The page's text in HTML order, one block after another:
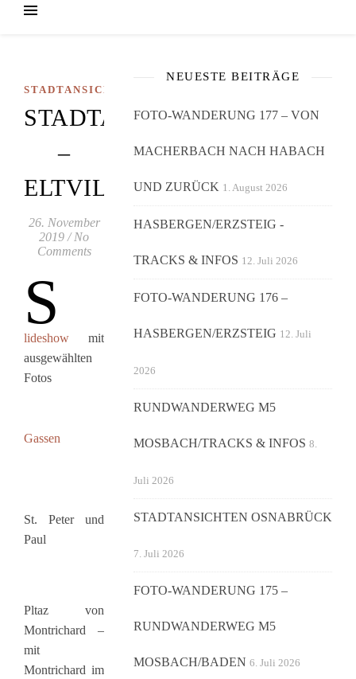
STADTANSICHTEN
STADTANSICHTEN
–
ELTVILLE
26. November
2019 / No
Comments
S
lideshow mit
ausgewählten
Fotos
Gassen
St. Peter und
Paul
Pltaz von
Montrichard –
mit
Montrichard im
NEUESTE BEITRÄGE
FOTO-WANDERUNG 177 – VON
MACHERBACH NACH HABACH
UND ZURÜCK 1. August 2026
HASBERGEN/ERZSTEIG -
TRACKS & INFOS 12. Juli 2026
FOTO-WANDERUNG 176 –
HASBERGEN/ERZSTEIG 12. Juli
2026
RUNDWANDERWEG M5
MOSBACH/TRACKS & INFOS 8.
Juli 2026
STADTANSICHTEN OSNABRÜCK
7. Juli 2026
FOTO-WANDERUNG 175 –
RUNDWANDERWEG M5
MOSBACH/BADEN 6. Juli 2026